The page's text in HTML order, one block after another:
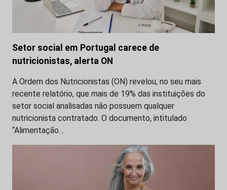
Setor social em Portugal carece de
nutricionistas, alerta ON
A Ordem dos Nutricionistas (ON) revelou, no seu mais
recente relatório, que mais de 19% das instituições do
setor social analisadas não possuem qualquer
nutricionista contratado. O documento, intitulado
“Alimentação…